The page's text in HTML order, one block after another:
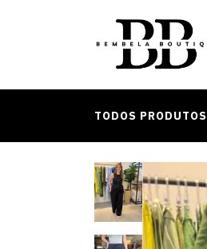
TODOS PRODUTOS